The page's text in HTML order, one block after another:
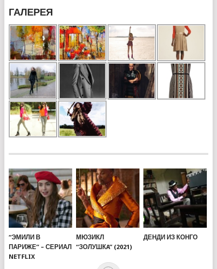
ГАЛЕРЕЯ
“ЭМИЛИ В
ПАРИЖЕ” – СЕРИАЛ
NETFLIX
МЮЗИКЛ
“ЗОЛУШКA” (2021)
ДЕНДИ ИЗ КОНГО